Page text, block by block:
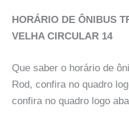
HORÁRIO DE ÔNIBUS
VELHA CIRCULAR 14
Que saber o horário de
Rod, confira no quadro
confira no quadro logo